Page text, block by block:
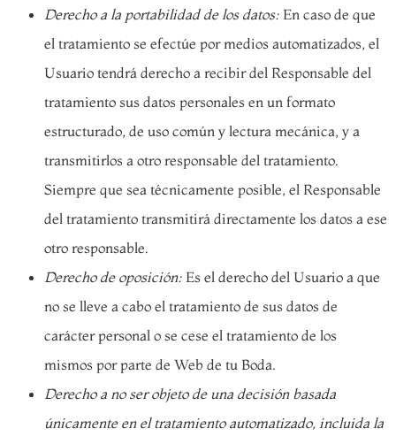
Derecho a la portabilidad de los datos: En caso de que
el tratamiento se efectúe por medios automatizados, el
Usuario tendrá derecho a recibir del Responsable del
tratamiento sus datos personales en un formato
estructurado, de uso común y lectura mecánica, y a
transmitirlos a otro responsable del tratamiento.
Siempre que sea técnicamente posible, el Responsable
del tratamiento transmitirá directamente los datos a ese
otro responsable.
Derecho de oposición: Es el derecho del Usuario a que
no se lleve a cabo el tratamiento de sus datos de
carácter personal o se cese el tratamiento de los
mismos por parte de Web de tu Boda.
Derecho a no ser objeto de una decisión basada
únicamente en el tratamiento automatizado, incluida la